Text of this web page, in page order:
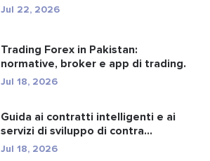
Jul 22, 2026
Trading Forex in Pakistan:
normative, broker e app di trading.
Jul 18, 2026
Guida ai contratti intelligenti e ai
servizi di sviluppo di contra...
Jul 18, 2026